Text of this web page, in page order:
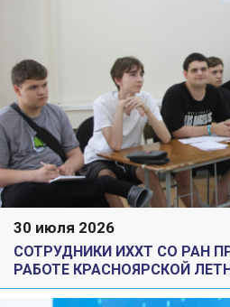
30 июля 2026
СОТРУДНИКИ ИХХТ СО РАН
РАБОТЕ КРАСНОЯРСКОЙ